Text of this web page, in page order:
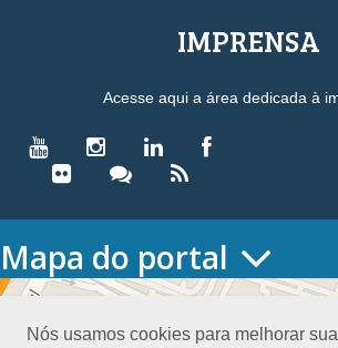
Nós usamos cookies para melhorar
IMPRENSA
Acesse aqui a área dedicada à
Mapa do portal
HOME
Conselho Diretor